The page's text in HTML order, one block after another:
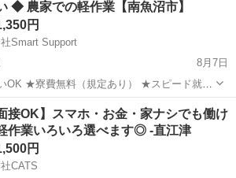
て移動 → ポストに書面を投函 → アプリで完
◆ 農家での軽作業【南魚沼市】
円
Smart Support
8月7日
OK ★寮費無料（規定あり） ★スピード就業
には複数人で作業します。 ・野菜の収穫 ・仕分けや梱包 ...
佐駅 仕分け 雑草
接OK】スマホ・お金・家ナシでも働け
作業いろいろ選べます◎ -直江津
円
CATS